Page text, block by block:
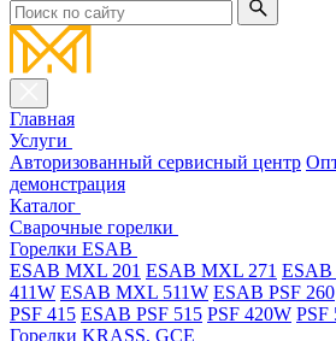
Главная
Услуги
Авторизованный сервисный центр
демонстрация
Каталог
Cварочные горелки
Горелки ESAB
ESAB MXL 201 ESAB MXL 271 ESAB
411W ESAB MXL 511W ESAB PSF 260
PSF 415 ESAB PSF 515 PSF 420W PSF
Горелки KRASS, GCE